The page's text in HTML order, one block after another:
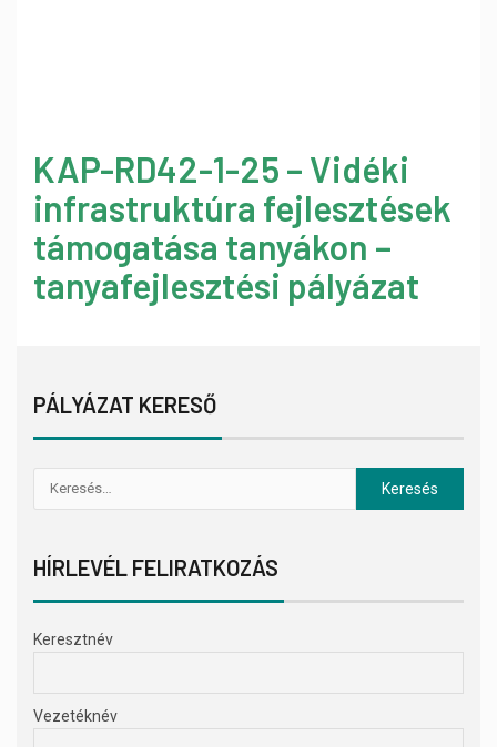
KAP-RD42-1-25 – Vidéki
infrastruktúra fejlesztések
támogatása tanyákon –
tanyafejlesztési pályázat
PÁLYÁZAT KERESŐ
HÍRLEVÉL FELIRATKOZÁS
Keresztnév
Vezetéknév